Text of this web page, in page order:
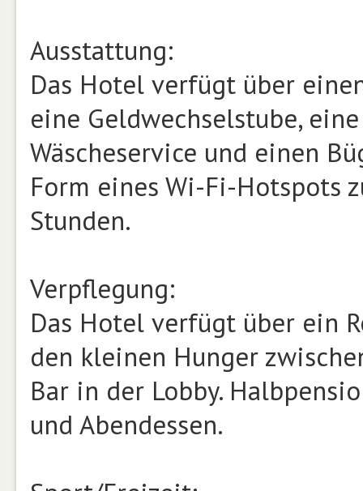
Ausstattung:
Das Hotel verfügt über
eine Geldwechselstube,
Wäscheservice und einen
Form eines Wi-Fi-Hotspots
Stunden.
Verpflegung:
Das Hotel verfügt über ein
den kleinen Hunger
Bar in der Lobby.
und Abendessen.